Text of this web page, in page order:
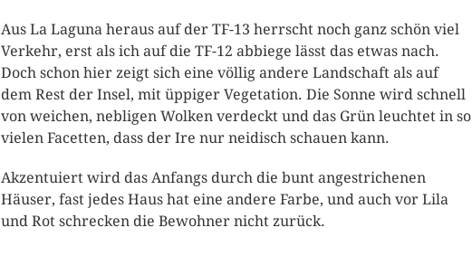
Aus La Laguna heraus auf der TF-13 herrscht noch ganz schön viel
Verkehr, erst als ich auf die TF-12 abbiege lässt das etwas nach.
Doch schon hier zeigt sich eine völlig andere Landschaft als auf
dem Rest der Insel, mit üppiger Vegetation. Die Sonne wird schnell
von weichen, nebligen Wolken verdeckt und das Grün leuchtet in so
vielen Facetten, dass der Ire nur neidisch schauen kann.
Akzentuiert wird das Anfangs durch die bunt angestrichenen
Häuser, fast jedes Haus hat eine andere Farbe, und auch vor Lila
und Rot schrecken die Bewohner nicht zurück.